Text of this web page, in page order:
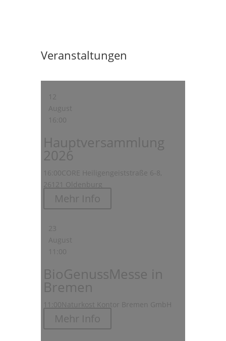
Veranstaltungen
12
August
16:00
Hauptversammlung
2026
16:00CORE Heiligengeiststraße 6-8,
26121 Oldenburg
Mehr Info
23
August
11:00
BioGenussMesse in
Bremen
11:00Naturkost Kontor Bremen GmbH
Mehr Info